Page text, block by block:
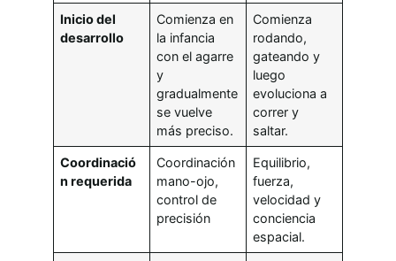
Inicio del
desarrollo
Comienza en
la infancia
con el agarre
y
gradualmente
se vuelve
más preciso.
Comienza
rodando,
gateando y
luego
evoluciona a
correr y
saltar.
Coordinació
n requerida
Coordinación
mano-ojo,
control de
precisión
Equilibrio,
fuerza,
velocidad y
conciencia
espacial.